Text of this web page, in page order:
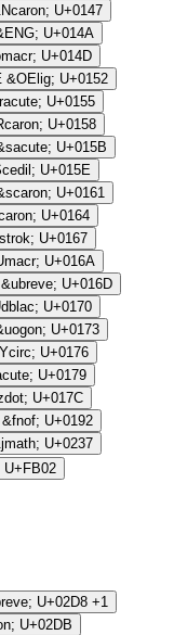
U+0147
U+014A
U+014D
&OElig; U+0152
U+0155
U+0158
U+015B
U+015E
U+0161
U+0164
U+0167
U+016A
&ubreve; U+016D
U+0170
U+0173
U+0176
U+0179
U+017C
&fnof; U+0192
U+0237
U+FB02
U+02D8 +1
U+02DB